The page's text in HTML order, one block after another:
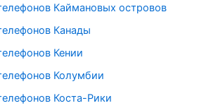
Каймановых островов
Канады
Кении
Колумбии
Коста-Рики